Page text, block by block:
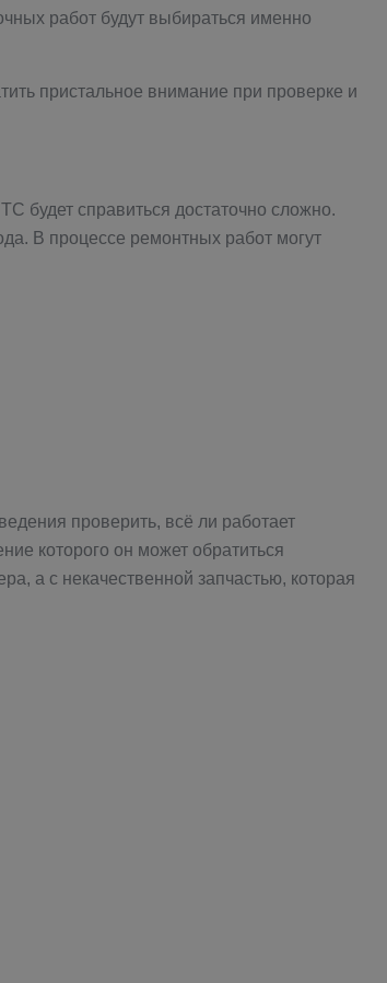
работ будут выбираться именно
пристальное внимание при проверке и
будет справиться достаточно сложно.
В процессе ремонтных работ могут
проверить, всё ли работает
которого он может обратиться
а с некачественной запчастью, которая